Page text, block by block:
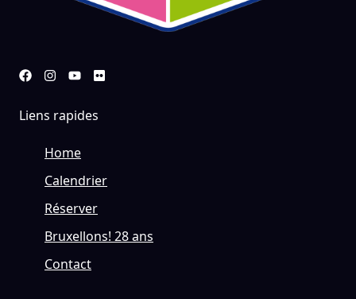
Liens rapides
Home
Calendrier
Réserver
Bruxellons! 28 ans
Contact